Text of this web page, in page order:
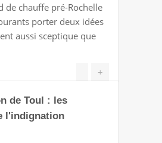
SUR
DES
RUINES
de chauffe pré-Rochelle
porter deux idées
aussi sceptique que
+
de Toul : les
l'indignation